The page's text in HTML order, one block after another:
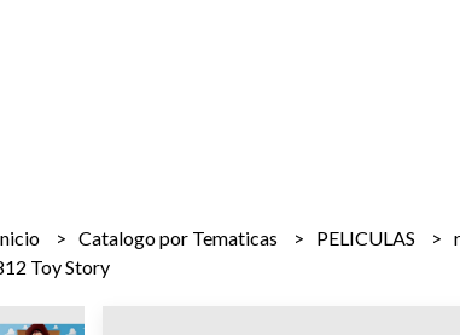
Catalogo por Tematicas PELICULAS
Toy Story